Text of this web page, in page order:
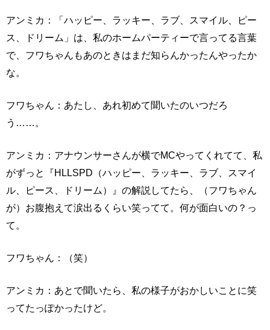
アンミカ：「ハッピー、ラッキー、ラブ、スマイル、ピー
ス、ドリーム」は、私のホームパーティーで言ってる言葉
で、フワちゃんもあのときはまだ知らんかったんやったか
な。
フワちゃん：あたし、あれ初めて聞いたのいつだろ
う……。
アンミカ：アナウンサーさんが横でMCやってくれてて、私
がずっと『HLLSPD（ハッピー、ラッキー、ラブ、スマイ
ル、ピース、ドリーム）』の解説してたら、（フワちゃん
が）お腹抱えて涙出るくらい笑ってて。何が面白いの？っ
て。
フワちゃん：（笑）
アンミカ：あとで聞いたら、私の様子がおかしいことに笑
ってたっぽかったけど。